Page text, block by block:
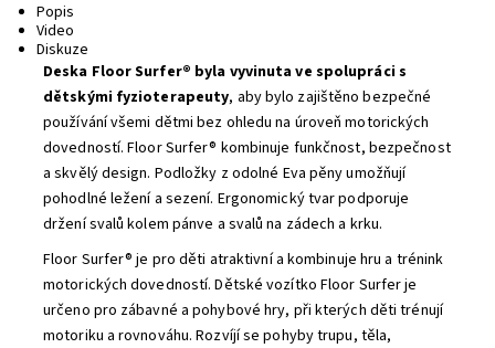
Popis
Video
Diskuze
Deska Floor Surfer® byla vyvinuta ve spolupráci s
dětskými fyzioterapeuty, aby bylo zajištěno bezpečné
používání všemi dětmi bez ohledu na úroveň motorických
dovedností. Floor Surfer® kombinuje funkčnost, bezpečnost
a skvělý design. Podložky z odolné Eva pěny umožňují
pohodlné ležení a sezení. Ergonomický tvar podporuje
držení svalů kolem pánve a svalů na zádech a krku.
Floor Surfer® je pro děti atraktivní a kombinuje hru a trénink
motorických dovedností. Dětské vozítko Floor Surfer je
určeno pro zábavné a pohybové hry, při kterých děti trénují
motoriku a rovnováhu. Rozvíjí se pohyby trupu, těla,